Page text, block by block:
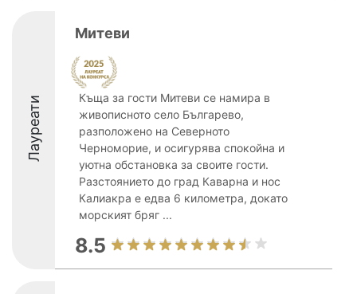
Лауреати
Митеви
Къща за гости Митеви се намира в
живописното село Българево,
разположено на Северното
Черноморие, и осигурява спокойна и
уютна обстановка за своите гости.
Разстоянието до град Каварна и нос
Калиакра е едва 6 километра, докато
морският бряг ...
8.5